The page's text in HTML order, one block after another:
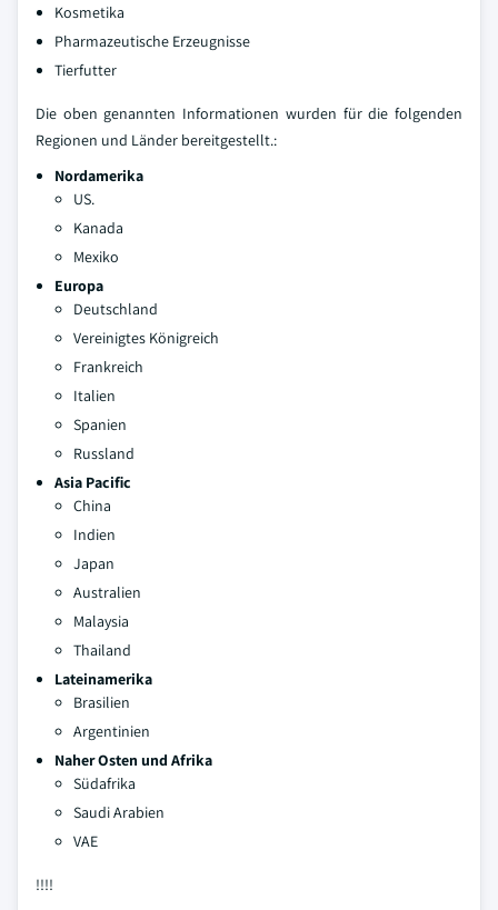
Kosmetika
Pharmazeutische Erzeugnisse
Tierfutter
Die oben genannten Informationen wurden für die folgenden
Regionen und Länder bereitgestellt.:
Nordamerika
US.
Kanada
Mexiko
Europa
Deutschland
Vereinigtes Königreich
Frankreich
Italien
Spanien
Russland
Asia Pacific
China
Indien
Japan
Australien
Malaysia
Thailand
Lateinamerika
Brasilien
Argentinien
Naher Osten und Afrika
Südafrika
Saudi Arabien
VAE
!!!!